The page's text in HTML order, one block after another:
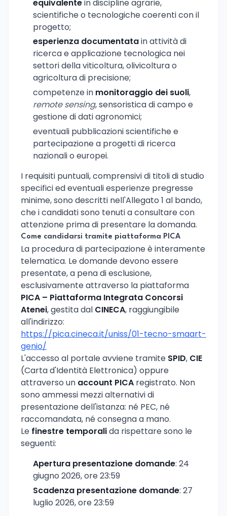
equivalentein discipline agrarie,
scientifiche o tecnologiche coerenti con il
progetto;
esperienza documentatain attività di
ricerca e applicazione tecnologica nei
settori della viticoltura, olivicoltura o
agricoltura di precisione;
competenze in monitoraggio dei suoli,
remote sensing, sensoristica di campo e
gestione di dati agronomici;
eventuali pubblicazioni scientifiche e
partecipazione a progetti di ricerca
nazionali o europei.
I requisiti puntuali, comprensivi di titoli di studio
specifici ed eventuali esperienze pregresse
minime, sono descritti nell'Allegato 1 al bando,
che i candidati sono tenuti a consultare con
attenzione prima di presentare la domanda.
Come candidarsi tramite piattaforma PICA
La procedura di partecipazione è interamente
telematica. Le domande devono essere
presentate, a pena di esclusione,
esclusivamente attraverso la piattaforma
PICA – Piattaforma Integrata Concorsi
Atenei, gestita dal CINECA, raggiungibile
all'indirizzo:
https://pica.cineca.it/uniss/01-tecno-smaart-
genio/
L'accesso al portale avviene tramite SPID, CIE
(Carta d'Identità Elettronica) oppure
attraverso un account PICA registrato. Non
sono ammessi mezzi alternativi di
presentazione dell'istanza: né PEC, né
raccomandata, né consegna a mano.
Le finestre temporalida rispettare sono le
seguenti:
Apertura presentazione domande: 24
giugno 2026, ore 23:59
Scadenza presentazione domande: 27
luglio 2026, ore 23:59